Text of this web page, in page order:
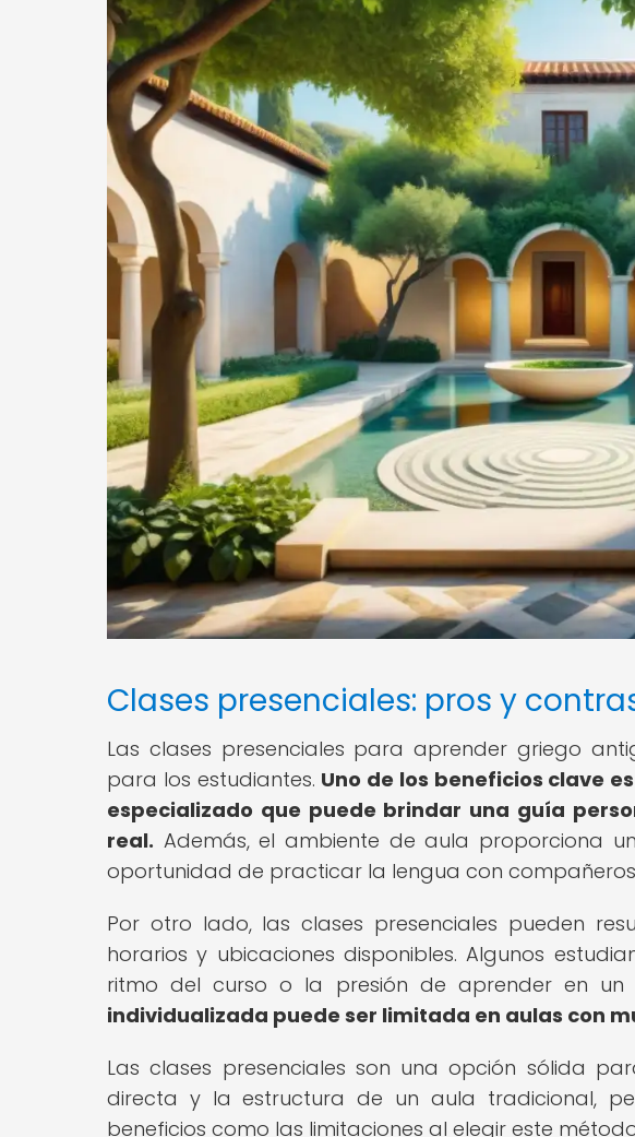
Clases presenciales: pros y
Las clases presenciales para aprender griego
para los estudiantes. Uno de los beneficios clave
especializado que puede brindar una guía
real. Además, el ambiente de aula proporciona
oportunidad de practicar la lengua con
Por otro lado, las clases presenciales pueden
horarios y ubicaciones disponibles. Algunos
ritmo del curso o la presión de aprender en
individualizada puede ser limitada en aulas con
Las clases presenciales son una opción sólida
directa y la estructura de un aula tradicional,
beneficios como las limitaciones al elegir este